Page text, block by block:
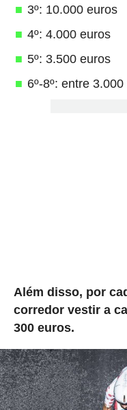
3º: 10.000 euros
4º: 4.000 euros
5º: 3.500 euros
6º-8º: entre
Além disso, por
corredor vestir a
300 euros.